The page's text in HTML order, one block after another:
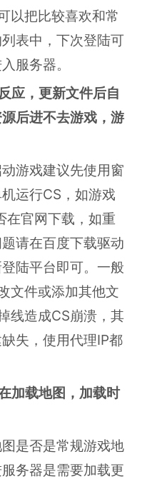
把比较喜欢和常
表中，下次登陆可
服务器。
应，更新文件后自
后进不去游戏，游
游戏建议先使用窗
运行CS，如游戏
在官网下载，如重
请在百度下载驱动
陆平台即可。一般
文件或添加其他文
线造成CS崩溃，其
失，使用代理IP都
加载地图，加载时
是否是常规游戏地
务器是需要加载更